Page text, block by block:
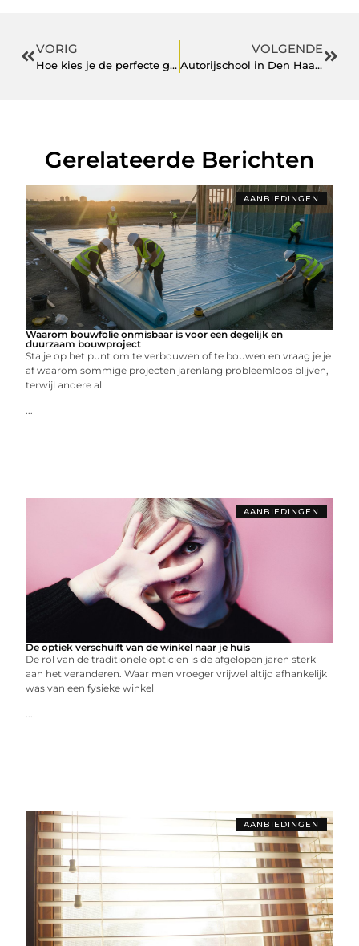
VORIG
Hoe kies je de perfecte galajurk?
VOLGENDE
Autorijschool in Den Haag vertelt leuke manieren om rijervaring op te doen
Gerelateerde Berichten
AANBIEDINGEN
Waarom bouwfolie onmisbaar is voor een degelijk en
duurzaam bouwproject
Sta je op het punt om te verbouwen of te bouwen en vraag je je
af waarom sommige projecten jarenlang probleemloos blijven,
terwijl andere al
...
AANBIEDINGEN
De optiek verschuift van de winkel naar je huis
De rol van de traditionele opticien is de afgelopen jaren sterk
aan het veranderen. Waar men vroeger vrijwel altijd afhankelijk
was van een fysieke winkel
...
AANBIEDINGEN